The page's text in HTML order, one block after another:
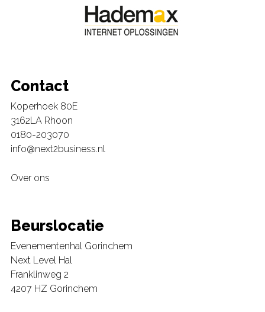
Contact
Koperhoek 80E
3162LA Rhoon
0180-203070
info@next2business.nl
Over ons
Beurslocatie
Evenementenhal Gorinchem
Next Level Hal
Franklinweg 2
4207 HZ Gorinchem